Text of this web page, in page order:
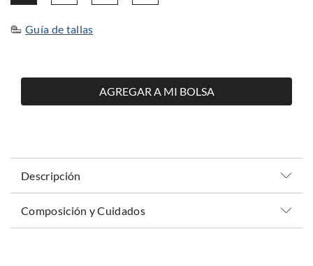
Guía de tallas
AGREGAR A MI BOLSA
Descripción
Composición y Cuidados